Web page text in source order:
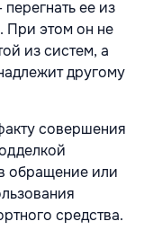
ее из
При этом он не
из систем, а
другому
совершения
обращение или
средства.